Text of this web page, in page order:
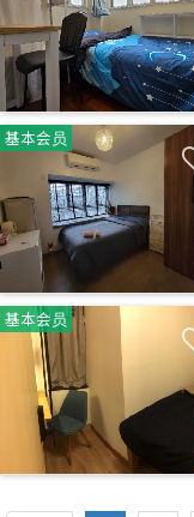
基本会员
基本会员